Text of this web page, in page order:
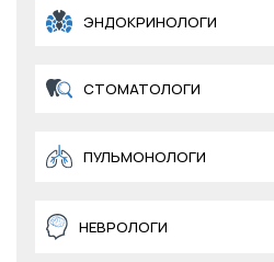
ЭНДОКРИНОЛОГИ
СТОМАТОЛОГИ
ПУЛЬМОНОЛОГИ
НЕВРОЛОГИ